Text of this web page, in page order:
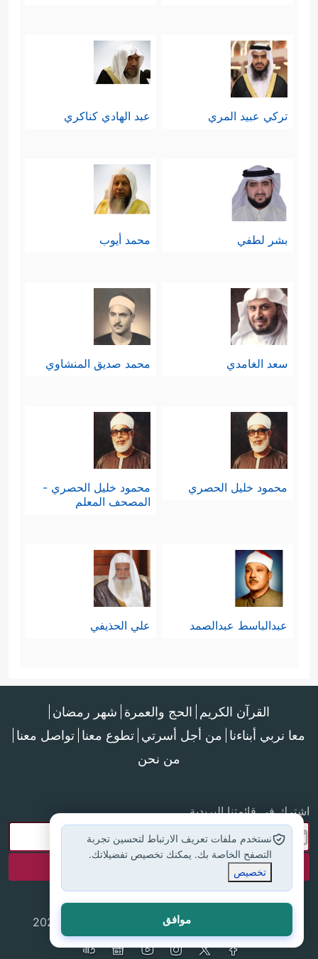
تركي عبيد المري عبد الهادي كناكري
بشر لطفي محمد أيوب
سعد الغامدي محمد صديق المنشاوي
محمود خليل الحصري
محمود خليل الحصري -
المصحف المعلم
عبدالباسط عبدالصمد علي الحذيفي
القرآن الكريم الحج والعمرة شهر رمضان
معا نربي أبناءنا من أجل أسرتي تطوع معنا تواصل معنا
من نحن
اشترك في قائمتنا البريدية
جميع الحقوق محفوظة لموقع إسلام أون لاين © 2025
نستخدم ملفات تعريف الارتباط لتحسين تجربة
التصفح الخاصة بك. يمكنك تخصيص تفضيلاتك.
تخصيص
موافق